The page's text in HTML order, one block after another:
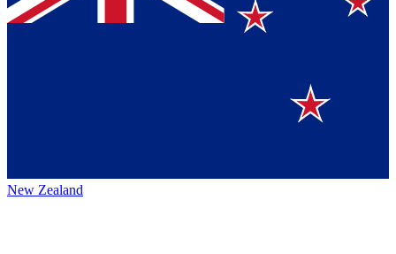
New Zealand